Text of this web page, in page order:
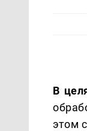
В
этом